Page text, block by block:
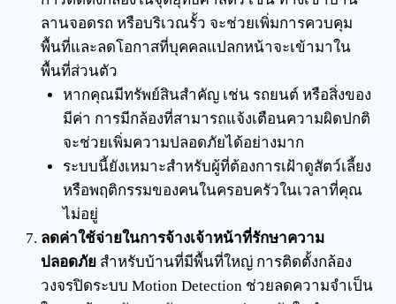
ลานจอดรถ หรือบริเวณรั้ว จะช่วยเพิ่มการควบคุม
พื้นที่และลดโอกาสที่บุคคลแปลกหน้าจะเข้ามาใน
พื้นที่ส่วนตัว
หากคุณมีทรัพย์สินสำคัญ เช่น รถยนต์ หรือสิ่งของ
มีค่า การมีกล้องที่สามารถแจ้งเตือนความผิดปกติ
จะช่วยเพิ่มความปลอดภัยได้อย่างมาก
ระบบนี้ยังเหมาะสำหรับผู้ที่ต้องการเฝ้าดูสัตว์เลี้ยง
หรือพฤติกรรมของคนในครอบครัวในเวลาที่คุณ
ไม่อยู่
ลดค่าใช้จ่ายในการจ้างเจ้าหน้าที่รักษาความ
ปลอดภัยสำหรับบ้านที่มีพื้นที่ใหญ่ การติดตั้งกล้อง
วงจรปิดระบบ Motion Detection ช่วยลดความจำเป็น